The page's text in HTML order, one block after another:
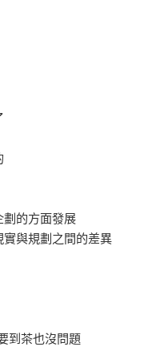
劃的方面發展
與規劃之間的差異
到茶也沒問題